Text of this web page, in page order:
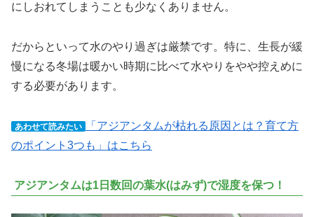
にしおれてしまうことも少なくありません。
だからといって水のやり過ぎは厳禁です。特に、生長が緩
慢になる冬場は暖かい時期に比べて水やりをやや控えめに
する必要があります。
あわせて読みたい
「アジアンタムが枯れる原因とは？育て方
のポイント3つも」はこちら
アジアンタムは1日数回の葉水(はみず)で湿度を保つ！